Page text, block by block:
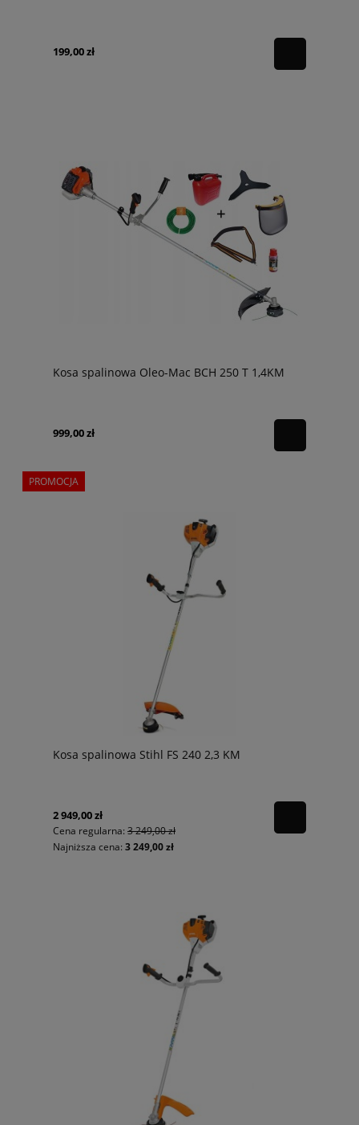
199,00 zł
Kosa spalinowa Oleo-Mac BCH 250 T 1,4KM
999,00 zł
Kosa spalinowa Stihl FS 240 2,3 KM
2 949,00 zł
Cena regularna: 3 249,00 zł
Najniższa cena: 3 249,00 zł
PROMOCJA